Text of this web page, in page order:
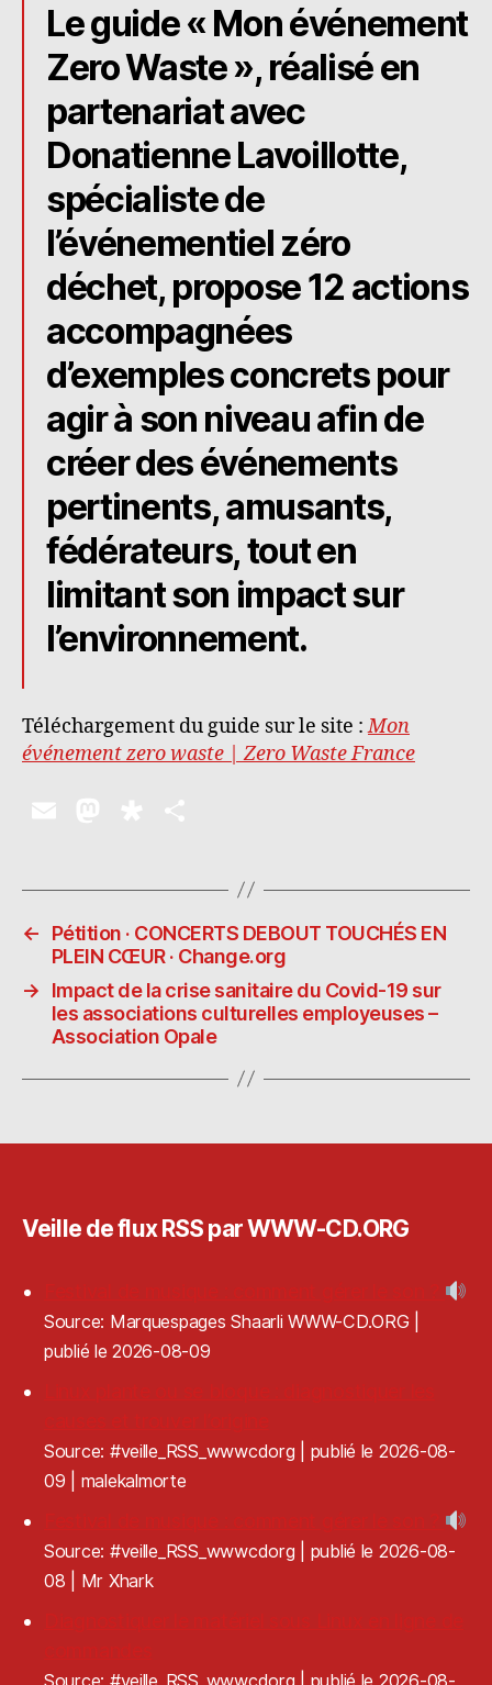
Le guide « Mon événement
Zero Waste », réalisé en
partenariat avec
Donatienne Lavoillotte,
spécialiste de
l’événementiel zéro
déchet, propose 12 actions
accompagnées
d’exemples concrets pour
agir à son niveau afin de
créer des événements
pertinents, amusants,
fédérateurs, tout en
limitant son impact sur
l’environnement.
Téléchargement du guide sur le site :Mon
événement zero waste | Zero Waste France
ai
l
to
o
n
s
p
o
ra
rt
a
g
er
←
Pétition · CONCERTS DEBOUT TOUCHÉS EN
PLEIN CŒUR · Change.org
→
Impact de la crise sanitaire du Covid-19 sur
les associations culturelles employeuses –
Association Opale
Veille de flux RSS par WWW-CD.ORG
Source: Marquespages Shaarli WWW-CD.ORG
publié le 2026-08-09
Source: #veille_RSS_wwwcdorg
publié le 2026-08-
09
malekalmorte
Source: #veille_RSS_wwwcdorg
publié le 2026-08-
08
Mr Xhark
Source: #veille_RSS_wwwcdorg publié le 2026-08-